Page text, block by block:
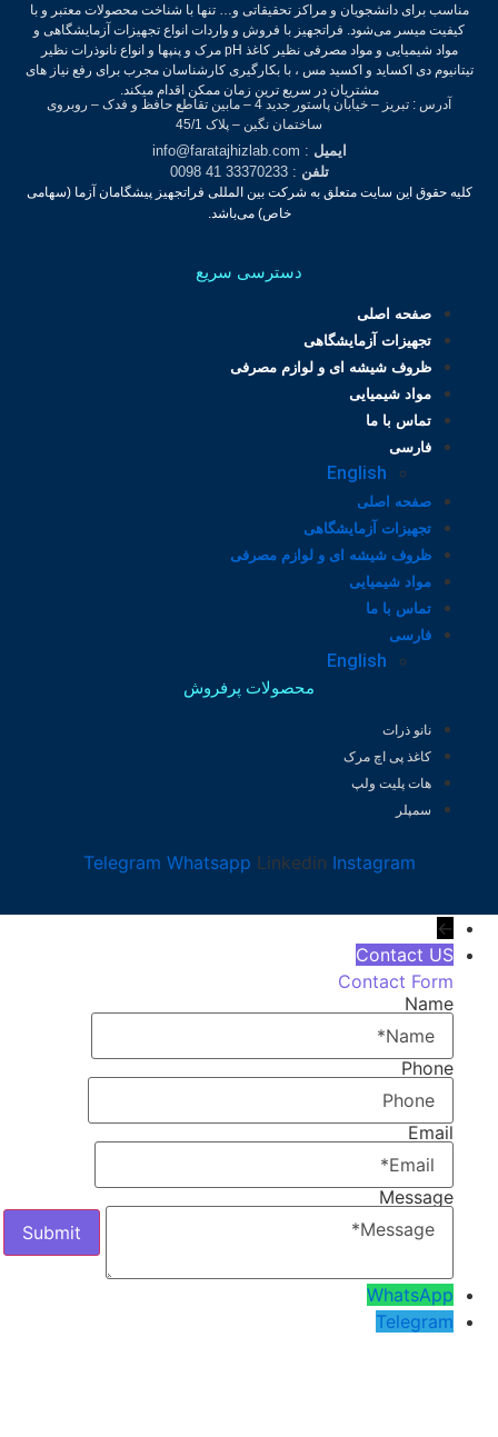
مناسب برای دانشجویان و مراکز تحقیقاتی و… تنها با شناخت محصولات معتبر و با
کیفیت میسر می‌شود.فراتجهیز با فروش و واردات انواع تجهیزات آزمایشگاهی و
مواد شیمیایی و مواد مصرفی نظیر کاغذ pH مرک و پنپها و انواع نانوذرات نظیر
تیتانیوم دی اکساید و اکسید مس ، با بکارگیری کارشناسان مجرب برای رفع نیاز های
مشتریان در سریع ترین زمان ممکن اقدام میکند.
آدرس : تبریز – خیابان پاستور جدید 4 – مابین تقاطع حافظ و فدک – روبروی
ساختمان نگین – پلاک 45/1
ایمیل: info@faratajhizlab.com
تلفن: 33370233 41 0098
کلیه حقوق این سایت متعلق به شرکت بین المللی فراتجهیز پیشگامان آزما (سهامی
خاص) می‌باشد.
دسترسی سریع
صفحه اصلی
تجهیزات آزمایشگاهی
ظروف شیشه ای و لوازم مصرفی
مواد شیمیایی
تماس با ما
فارسی
English
صفحه اصلی
تجهیزات آزمایشگاهی
ظروف شیشه ای و لوازم مصرفی
مواد شیمیایی
تماس با ما
فارسی
English
محصولات پرفروش
نانو ذرات
کاغذ پی اچ مرک
هات پلیت ولپ
سمپلر
Telegram Whatsapp Linkedin Instagram
←
Contact US
Contact Form
Name
Phone
Email
Message
WhatsApp
Telegram